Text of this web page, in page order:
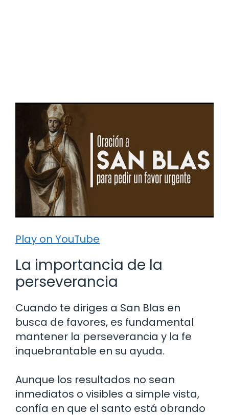
Play on YouTube
La importancia de la
perseverancia
Cuando te diriges a San Blas en
busca de favores, es fundamental
mantener la perseverancia y la fe
inquebrantable en su ayuda.
Aunque los resultados no sean
inmediatos o visibles a simple vista,
confía en que el santo está obrando